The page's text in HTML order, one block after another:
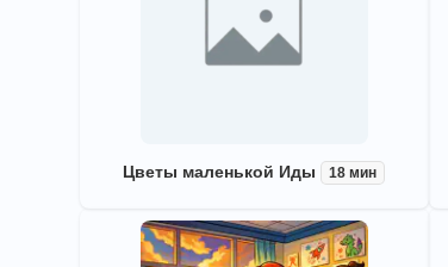
Цветы маленькой Иды 18 мин